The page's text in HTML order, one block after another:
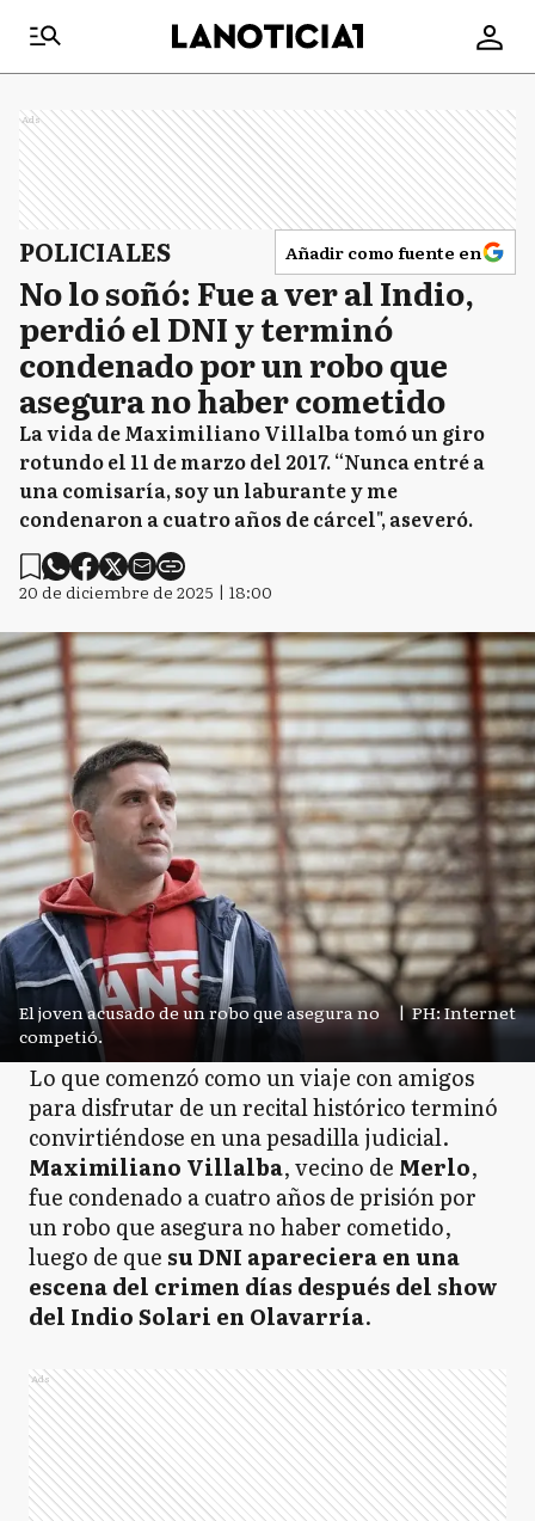
Ads
POLICIALES Añadir como fuente en
No lo soñó: Fue a ver al Indio,
perdió el DNI y terminó
condenado por un robo que
asegura no haber cometido
La vida de Maximiliano Villalba tomó un giro
rotundo el 11 de marzo del 2017. “Nunca entré a
una comisaría, soy un laburante y me
condenaron a cuatro años de cárcel", aseveró.
20 de diciembre de 2025 | 18:00
El joven acusado de un robo que asegura no
competió.
| PH: Internet
Lo que comenzó como un viaje con amigos
para disfrutar de un recital histórico terminó
convirtiéndose en una pesadilla judicial.
Maximiliano Villalba, vecino de Merlo,
fue condenado a cuatro años de prisión por
un robo que asegura no haber cometido,
luego de que su DNI apareciera en una
escena del crimen días después del show
del Indio Solari en Olavarría.
Ads